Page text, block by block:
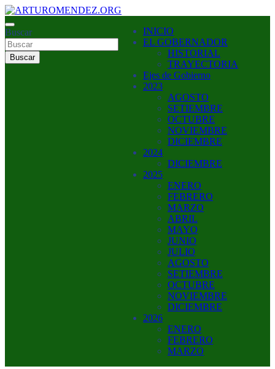
Saltar
al
contenido
ARTUROMENDEZ.ORG
ARTURO MENDEZ GOBERNADOR 2023
Buscar
Buscar
INICIO
EL GOBERNADOR
HISTORIAL
TRAYECTORIA
Ejes de Gobierno
2023
AGOSTO
SETIEMBRE
OCTUBRE
NOVIEMBRE
DICIEMBRE
2024
DICIEMBRE
2025
ENERO
FEBRERO
MARZO
ABRIL
MAYO
JUNIO
JULIO
AGOSTO
SETIEMBRE
OCTUBRE
NOVIEMBRE
DICIEMBRE
2026
ENERO
FEBRERO
MARZO